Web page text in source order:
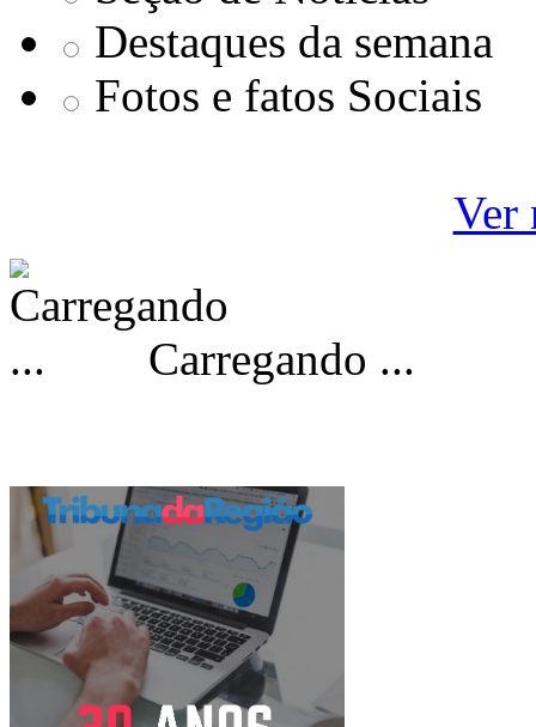
Destaques da semana
Fotos e fatos Sociais
Ver
Carregando ...